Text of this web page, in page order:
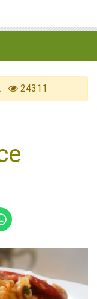
24311